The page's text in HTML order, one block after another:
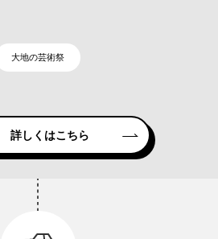
大地の芸術祭
詳しくはこちら